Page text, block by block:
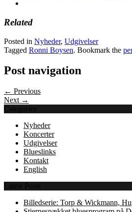
Related
Posted in Nyheder, Udgivelser
Tagged Ronni Boysen. Bookmark the
Post navigation
← Previous
Next →
Categories
Nyheder
Koncerter
Udgivelser
Blueslinks
Kontakt
English
Latest Posts
Billedserie: Torp & Wickmann,